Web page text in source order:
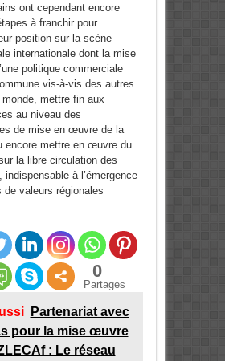
ont cependant encore
à franchir pour
position sur la scène
internationale dont la mise
politique commerciale
vis-à-vis des autres
mettre fin aux
au niveau des
de mise en œuvre de la
encore mettre en œuvre du
la libre circulation des
indispensable à l’émergence
de valeurs régionales
0
Partages
Partenariat avec
pour la mise œuvre
: Le réseau